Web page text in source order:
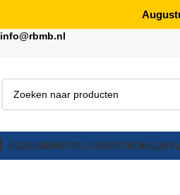
info@rbmb.nl
EGALINEMORTELVOORSTRIJKLIJM